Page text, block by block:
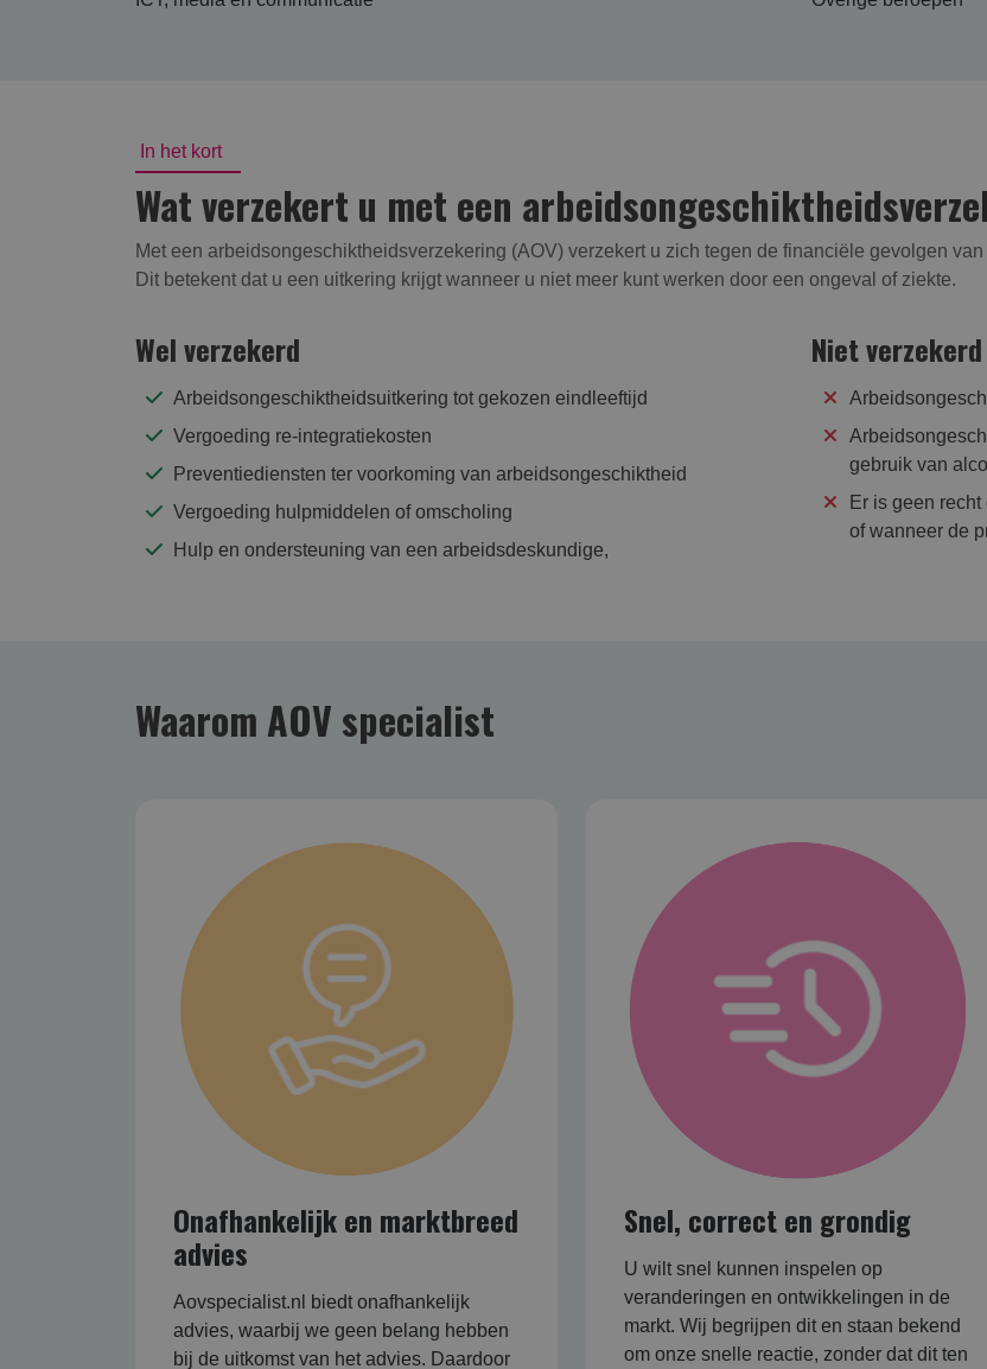
In het kort
Wat verzekert u met een
Met een arbeidsongeschiktheidsverzekering (AOV) verzekert u zich tegen de financiële gevolgen
Dit betekent dat u een uitkering krijgt wanneer u niet meer kunt werken door een ongeval of ziekte.
Wel verzekerd
Arbeidsongeschiktheidsuitkering tot gekozen eindleeftijd
Vergoeding re-integratiekosten
Preventiediensten ter voorkoming van arbeidsongeschiktheid
Vergoeding hulpmiddelen of omscholing
Hulp en ondersteuning van een arbeidsdeskundige,
Niet verzekerd
gebruik van
Er is geen
of wanneer de
Waarom AOV specialist
Onafhankelijk en marktbreed
advies
Aovspecialist.nl biedt onafhankelijk
advies, waarbij we geen belang hebben
bij de uitkomst van het advies. Daardoor
Snel, correct en grondig
U wilt snel kunnen inspelen op
veranderingen en ontwikkelingen in de
markt. Wij begrijpen dit en staan bekend
om onze snelle reactie, zonder dat dit ten